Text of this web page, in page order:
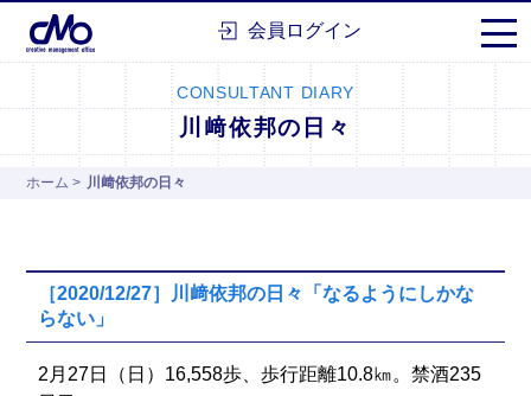
株式会社シーエムオー会員ログイン
CONSULTANT DIARY
川﨑依邦の日々
ホーム > 川﨑依邦の日々
［2020/12/27］川﨑依邦の日々「なるようにしかな
らない」
2月27日（日）16,558歩、歩行距離10.8㎞。禁酒235